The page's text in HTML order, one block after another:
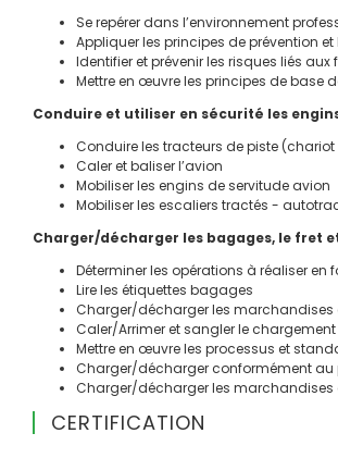
Se repérer dans l’environnement
Appliquer les principes de prévention
Identifier et prévenir les risques liés
Mettre en œuvre les principes de base
Conduire et utiliser en sécurité les
Conduire les tracteurs de piste
Caler et baliser l’avion
Mobiliser les engins de servitude avion
Mobiliser les escaliers tractés -
Charger/décharger les bagages, le fret
Déterminer les opérations à réaliser en
Lire les étiquettes bagages
Charger/décharger les marchandises
Caler/Arrimer et sangler le chargement
Mettre en œuvre les processus et
Charger/décharger conformément au
Charger/décharger les marchandises
CERTIFICATION